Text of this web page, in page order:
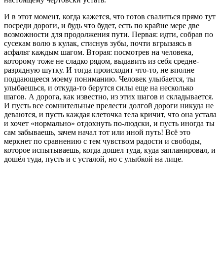
И в этот момент, когда кажется, что готов свалиться прямо тут
посреди дороги, и будь что будет, есть по крайне мере две
возможности для продолжения пути. Первая: идти, собрав по
сусекам волю в кулак, стиснув зубы, почти вгрызаясь в
асфальт каждым шагом. Вторая: посмотрев на человека,
которому тоже не сладко рядом, выдавить из себя средне-
разрядную шутку. И тогда происходит что-то, не вполне
поддающееся моему пониманию. Человек улыбается, ты
улыбаешься, и откуда-то берутся силы еще на несколько
шагов. А дорога, как известно, из этих шагов и складывается.
И пусть все сомнительные прелести долгой дороги никуда не
деваются, и пусть каждая клеточка тела кричит, что она устала
и хочет «нормально» отдохнуть по-людски, и пусть иногда ты
сам забываешь, зачем начал тот или иной путь! Всё это
меркнет по сравнению с тем чувством радости и свободы,
которое испытываешь, когда дошел туда, куда запланировал, и
дошёл туда, пусть и с усталой, но с улыбкой на лице.